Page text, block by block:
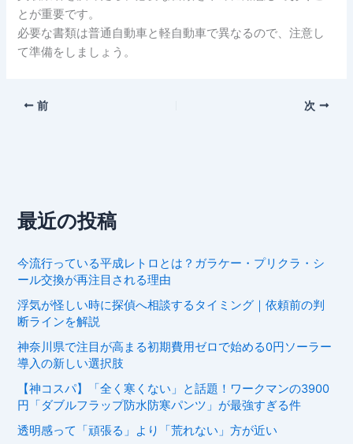
とが重要です。
必要な書類は普通自動車と軽自動車で異なるので、注意し
て準備をしましょう。
前 次
最近の投稿
今流行っている平成レトロとは？ガラケー・プリクラ・シ
ール交換が再注目される理由
浮気が怪しい時に探偵へ相談するタイミング｜依頼前の判
断ラインを解説
神奈川県で注目が高まる初期費用ゼロで始める0円ソーラー
導入の新しい選択肢
【神コスパ】「全く寒くない」と話題！ワークマンの3900
円「ダブルフラップ防水防寒パンツ」が最強すぎる件
透明感って「頑張る」より「荒れない」方が近い